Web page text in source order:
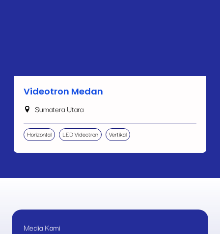
Videotron Medan
Sumatera Utara
Horizontal LED Videotron Vertikal
Media Kami